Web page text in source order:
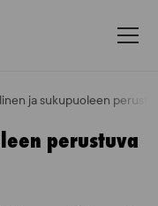
ja sukupuoleen
perustuva